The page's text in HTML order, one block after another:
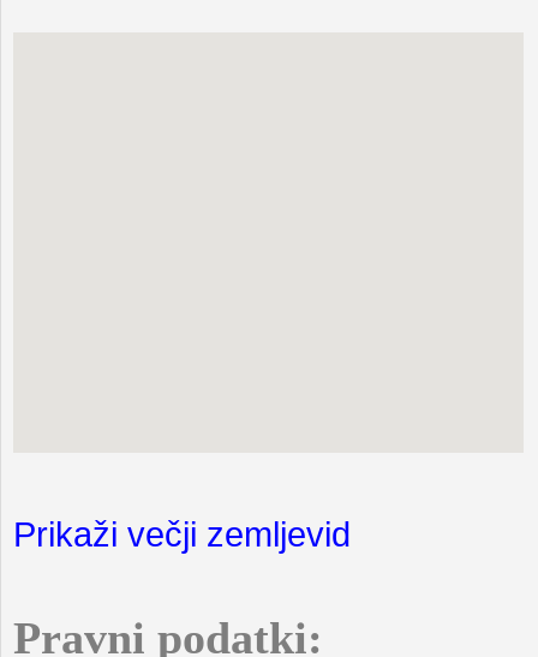
Prikaži večji zemljevid
Pravni podatki: